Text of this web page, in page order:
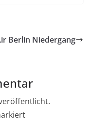
Berlin Niedergang